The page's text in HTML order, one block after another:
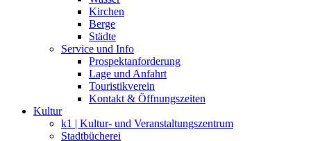
Kirchen
Berge
Städte
Service und Info
Prospektanforderung
Lage und Anfahrt
Touristikverein
Kontakt & Öffnungszeiten
Kultur
k1 | Kultur- und Veranstaltungszentrum
Stadtbücherei